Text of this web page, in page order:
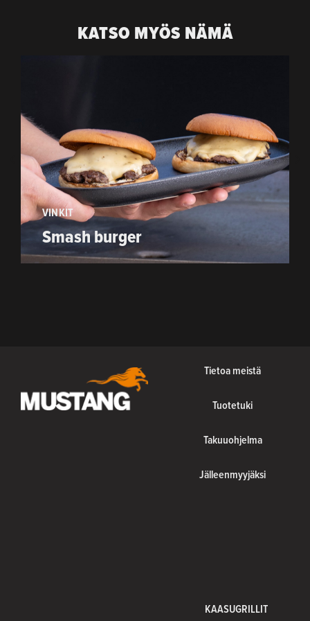
KATSO MYÖS NÄMÄ
VINKIT
Smash burger
Tietoa meistä
Tuotetuki
Takuuohjelma
Jälleenmyyjäksi
KAASUGRILLIT